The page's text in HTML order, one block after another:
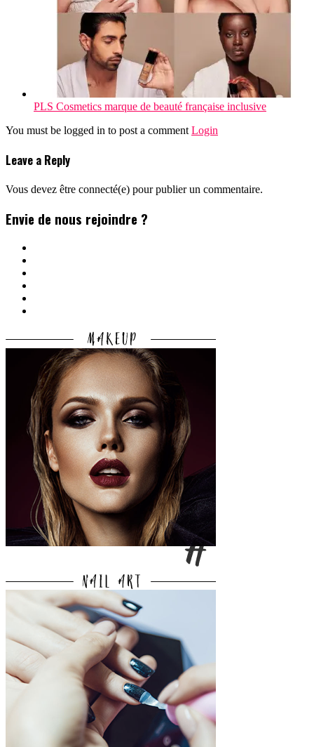
PLS Cosmetics marque de beauté française inclusive
You must be logged in to post a comment Login
Leave a Reply
Vous devez être connecté(e) pour publier un commentaire.
Envie de nous rejoindre ?